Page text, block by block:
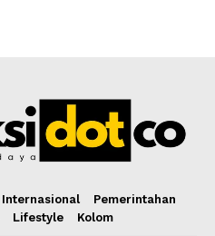
Internasional
Pemerintahan
Lifestyle Kolom